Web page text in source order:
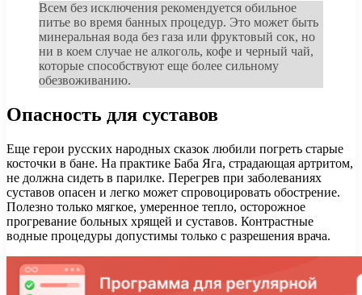
Всем без исключения рекомендуется обильное
питье во время банных процедур. Это может быть
минеральная вода без газа или фруктовый сок, но
ни в коем случае не алкоголь, кофе и черный чай,
которые способствуют еще более сильному
обезвоживанию.
Опасность для суставов
Еще герои русских народных сказок любили погреть старые
косточки в бане. На практике Баба Яга, страдающая артритом,
не должна сидеть в парилке. Перегрев при заболеваниях
суставов опасен и легко может спровоцировать обострение.
Полезно только мягкое, умеренное тепло, осторожное
прогревание больных хрящей и суставов. Контрастные
водные процедуры допустимы только с разрешения врача.